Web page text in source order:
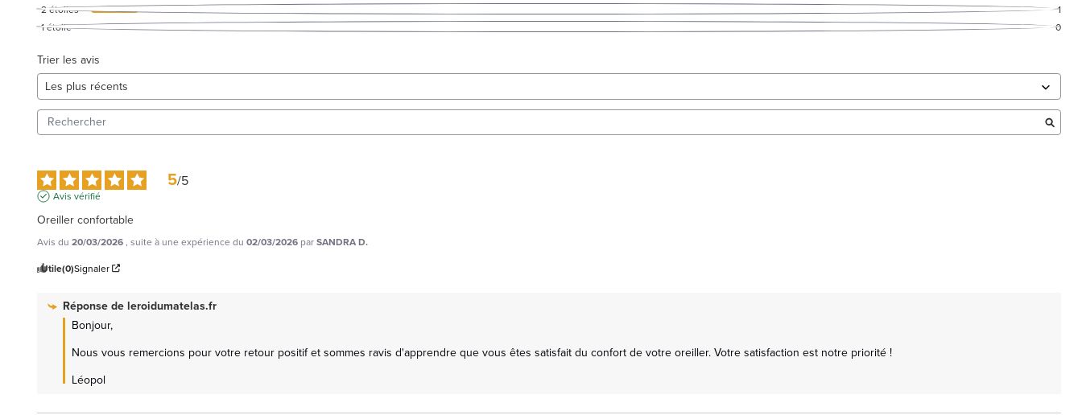
2étoiles
1
1étoile 0
Trier les avis
5/5
Avis vérifié
Oreiller confortable
Avis du 20/03/2026, suite à une expérience du 02/03/2026 parSANDRA D.
Utile(0)Signaler
Réponse deleroidumatelas.fr
Bonjour,
Nous vous remercions pour votre retour positif et sommes ravis d'apprendre que vous êtes satisfait du confort de votre oreiller. Votre satisfaction est notre priorité !
Léopol